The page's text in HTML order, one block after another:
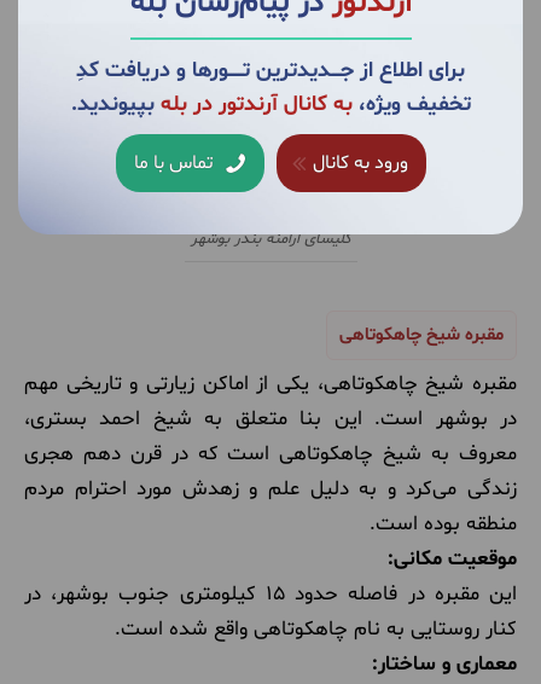
برای اطلاع از جــــدیدترین تــــــورها و دریافت کدِ
تخفیف ویژه،به کانال آرندتور در بله بپیوندید.
ورود به کانال تماس با ما
کلیسای ارامنه بندر بوشهر
مقبره شیخ چاهکوتاهی
مقبره شیخ چاهکوتاهی، یکی از اماکن زیارتی و تاریخی مهم
در بوشهر است. این بنا متعلق به شیخ احمد بستری،
معروف به شیخ چاهکوتاهی است که در قرن دهم هجری
زندگی می‌کرد و به دلیل علم و زهدش مورد احترام مردم
منطقه بوده است.
موقعیت مکانی:
این مقبره در فاصله حدود 15 کیلومتری جنوب بوشهر، در
کنار روستایی به نام چاهکوتاهی واقع شده است.
معماری و ساختار: